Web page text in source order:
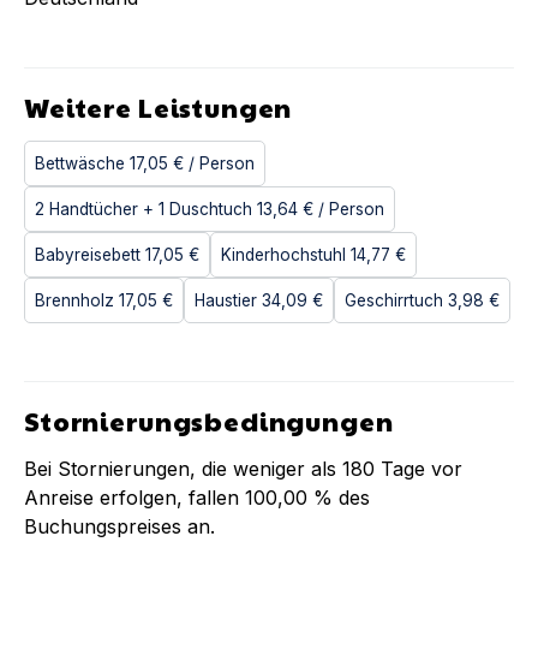
Weitere Leistungen
Bettwäsche 17,05 € / Person
2 Handtücher + 1 Duschtuch 13,64 € / Person
Babyreisebett 17,05 € Kinderhochstuhl 14,77 €
Brennholz 17,05 € Haustier 34,09 € Geschirrtuch 3,98 €
Stornierungsbedingungen
Bei Stornierungen, die weniger als 180 Tage vor
Anreise erfolgen, fallen 100,00 % des
Buchungspreises an.